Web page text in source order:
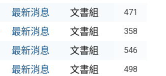
最新消息 文書組 471
最新消息 文書組 358
最新消息 文書組 546
最新消息 文書組 498